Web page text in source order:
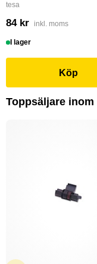
tesa
84 kr inkl. moms
I lager
Köp
Toppsäljare